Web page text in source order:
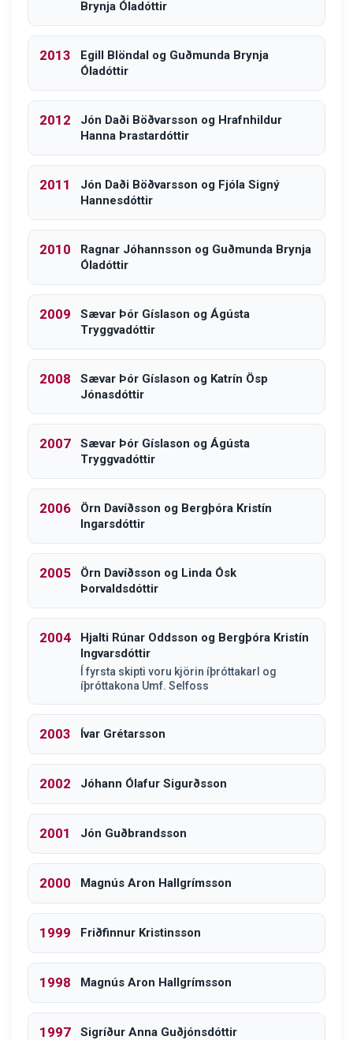
Brynja Óladóttir
2013
Egill Blöndal og Guðmunda Brynja
Óladóttir
2012
Jón Daði Böðvarsson og Hrafnhildur
Hanna Þrastardóttir
2011
Jón Daði Böðvarsson og Fjóla Signý
Hannesdóttir
2010
Ragnar Jóhannsson og Guðmunda Brynja
Óladóttir
2009
Sævar Þór Gíslason og Ágústa
Tryggvadóttir
2008
Sævar Þór Gíslason og Katrín Ösp
Jónasdóttir
2007
Sævar Þór Gíslason og Ágústa
Tryggvadóttir
2006
Örn Davíðsson og Bergþóra Kristín
Ingarsdóttir
2005
Örn Davíðsson og Linda Ósk
Þorvaldsdóttir
2004
Hjalti Rúnar Oddsson og Bergþóra Kristín
Ingvarsdóttir
Í fyrsta skipti voru kjörin íþróttakarl og
íþróttakona Umf. Selfoss
2003 Ívar Grétarsson
2002 Jóhann Ólafur Sigurðsson
2001 Jón Guðbrandsson
2000 Magnús Aron Hallgrímsson
1999 Friðfinnur Kristinsson
1998 Magnús Aron Hallgrímsson
1997 Sigríður Anna Guðjónsdóttir